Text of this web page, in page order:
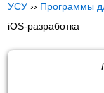
УСУ ›› Программы
iOS-разработка